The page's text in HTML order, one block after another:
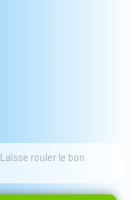
Laisse rouler le bon